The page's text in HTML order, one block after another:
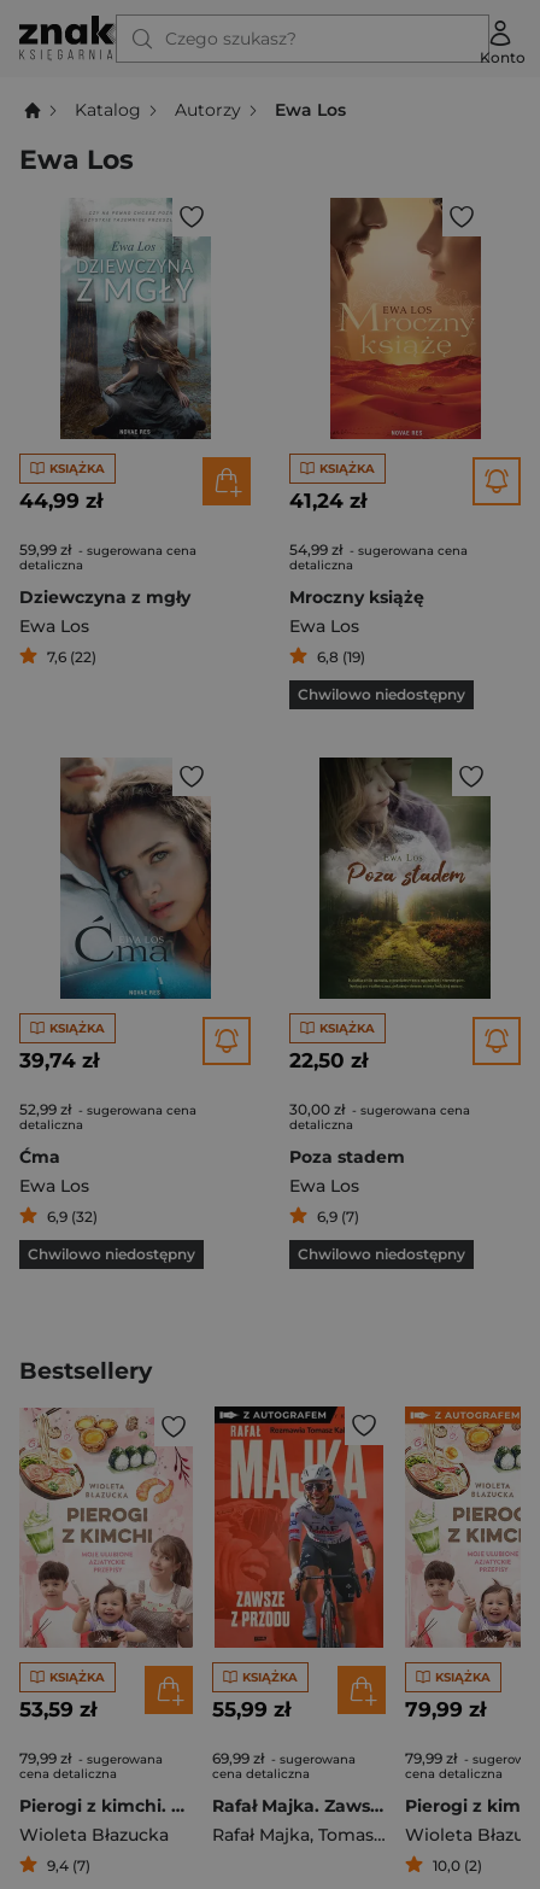
Czego szukasz?
Konto
Katalog Autorzy Ewa Los
Ewa Los
KSIĄŻKA
44,99 zł
59,99 zł - sugerowana cena
detaliczna
Dziewczyna z mgły
Ewa Los
7,6 (22)
KSIĄŻKA
41,24 zł
54,99 zł - sugerowana cena
detaliczna
Mroczny książę
Ewa Los
6,8 (19)
Chwilowo niedostępny
KSIĄŻKA
39,74 zł
52,99 zł - sugerowana cena
detaliczna
Ćma
Ewa Los
6,9 (32)
Chwilowo niedostępny
KSIĄŻKA
22,50 zł
30,00 zł - sugerowana cena
detaliczna
Poza stadem
Ewa Los
6,9 (7)
Chwilowo niedostępny
Bestsellery
KSIĄŻKA
53,59 zł
79,99 zł - sugerowana
cena detaliczna
Pierogi z kimchi. Moje ulubione azjatyckie przepisy
Wioleta Błazucka
9,4 (7)
KSIĄŻKA
55,99 zł
69,99 zł - sugerowana
cena detaliczna
Rafał Majka. Zawsze z przodu. Rozmawia Tomasz Kalemba - książka z autografem
Rafał Majka, Tomasz Kalemba
KSIĄŻKA
79,99 zł
79,99 zł -
cena detaliczna
Wioleta
10,0 (2)